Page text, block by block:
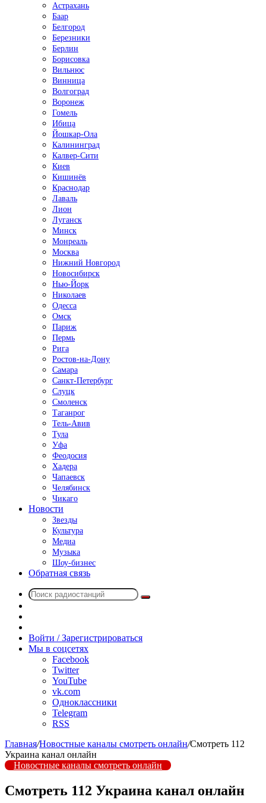
Астрахань
Баар
Белгород
Березники
Берлин
Борисовка
Вильнюс
Винница
Волгоград
Воронеж
Гомель
Ибица
Йошкар-Ола
Калининград
Калвер-Сити
Киев
Кишинёв
Краснодар
Лаваль
Лион
Луганск
Минск
Монреаль
Москва
Нижний Новгород
Новосибирск
Нью-Йорк
Николаев
Одесса
Омск
Париж
Пермь
Рига
Ростов-на-Дону
Самара
Санкт-Петербург
Слуцк
Смоленск
Таганрог
Тель-Авив
Тула
Уфа
Феодосия
Хадера
Чапаевск
Челябинск
Чикаго
Новости
Звезды
Культура
Медиа
Музыка
Шоу-бизнес
Обратная связь
Поиск
радио
Войти / Зарегистрироваться
Мы в соцсетях
Facebook
Twitter
YouTube
vk.com
Одноклассники
Telegram
RSS
Главная/Новостные каналы смотреть онлайн/Смотреть 112
Украина канал онлайн
Новостные каналы смотреть онлайн
Смотреть 112 Украина канал онлайн